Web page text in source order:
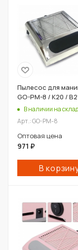
Пылесос для
GO-PM-8 / К20 /
В наличии на
Арт.: GO-PM-8
Оптовая цена
971 ₽
В